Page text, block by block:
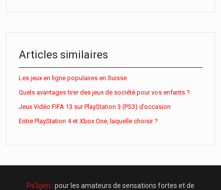
Articles similaires
Les jeux en ligne populaires en Suisse
Quels avantages tirer des jeux de société pour vos enfants ?
Jeux Vidéo FIFA 13 sur PlayStation 3 (PS3) d’occasion
Entre PlayStation 4 et Xbox One, laquelle choisir ?
Ps3gen : pour les amateurs de sensations fortes et de